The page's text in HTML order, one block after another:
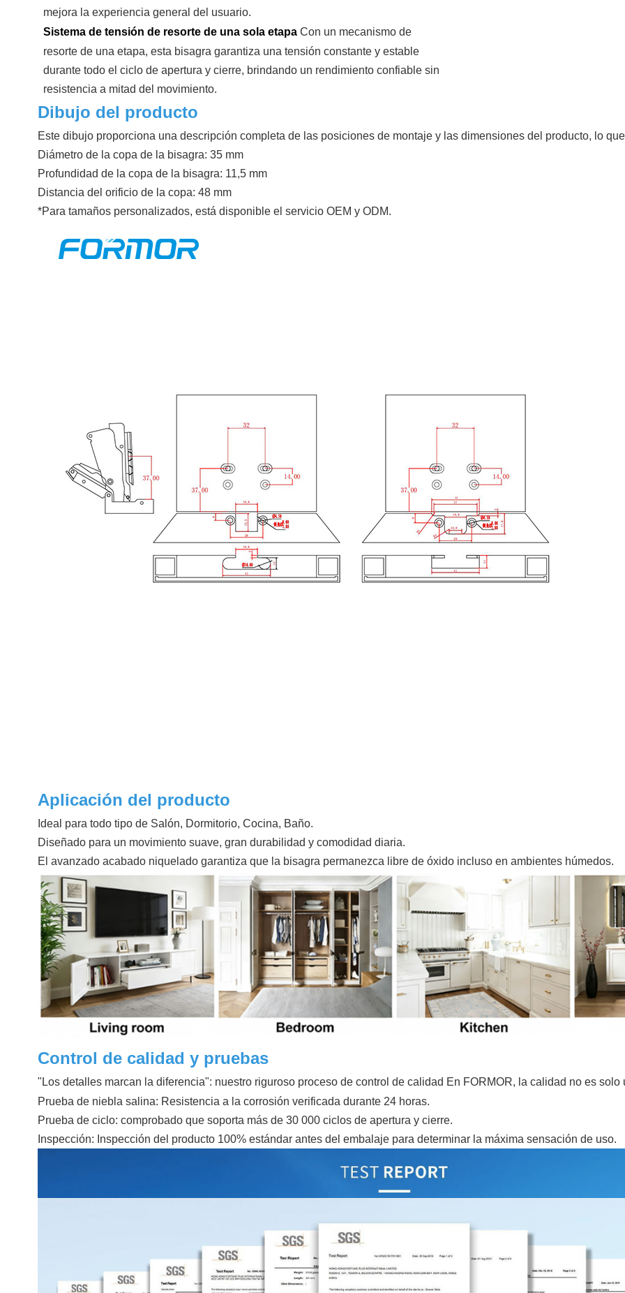
mejora la experiencia general del usuario.
Sistema de tensión de resorte de una sola etapa Con un mecanismo de
resorte de una etapa, esta bisagra garantiza una tensión constante y estable
durante todo el ciclo de apertura y cierre, brindando un rendimiento confiable sin
resistencia a mitad del movimiento.
Dibujo del producto
Este dibujo proporciona una descripción completa de las posiciones de montaje y las dimensiones del producto, lo
Diámetro de la copa de la bisagra: 35 mm
Profundidad de la copa de la bisagra: 11,5 mm
Distancia del orificio de la copa: 48 mm
*Para tamaños personalizados, está disponible el servicio OEM y ODM.
Aplicación del producto
Ideal para todo tipo de Salón, Dormitorio, Cocina, Baño.
Diseñado para un movimiento suave, gran durabilidad y comodidad diaria.
El avanzado acabado niquelado garantiza que la bisagra permanezca libre de óxido incluso en ambientes húmedos.
Control de calidad y pruebas
"Los detalles marcan la diferencia": nuestro riguroso proceso de control de calidad En FORMOR, la calidad no es
Prueba de niebla salina: Resistencia a la corrosión verificada durante 24 horas.
Prueba de ciclo: comprobado que soporta más de 30 000 ciclos de apertura y cierre.
Inspección: Inspección del producto 100% estándar antes del embalaje para determinar la máxima sensación de uso.